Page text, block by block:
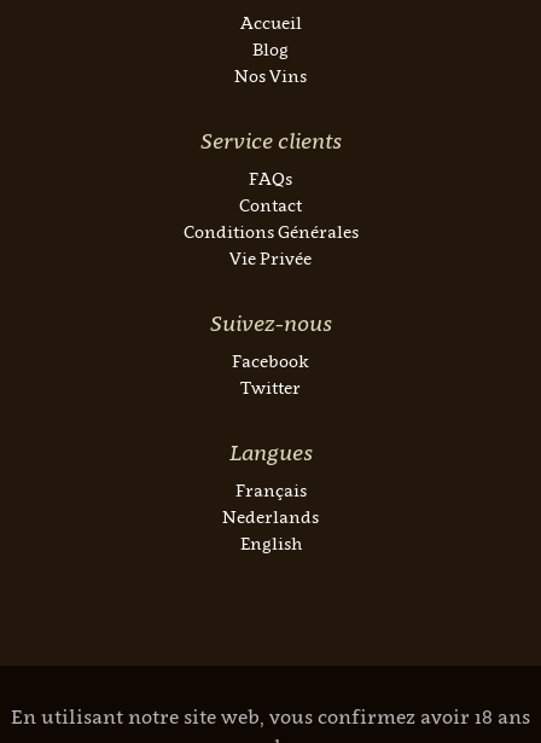
Accueil
Blog
Nos Vins
Service clients
FAQs
Contact
Conditions Générales
Vie Privée
Suivez-nous
Facebook
Twitter
Langues
Français
Nederlands
English
En utilisant notre site web, vous confirmez avoir 18 ans